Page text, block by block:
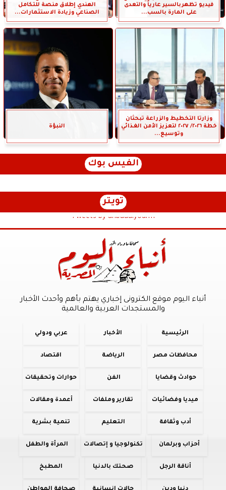
فيديو تظهربالسير عارياً والتعدى
على المارة بالسب...
الهندي إطلاق منصة للتكامل
الصناعي وزيادة الاستثمارات...
وزارتا التخطيط والزراعة تبحثان
خطة ٢٠٢٦/ ٢٠٢٧ لتعزيز الأمن الغذائي
وتوسيع...
النبؤة
الفيس بوك
تويتر
Tweets by anbaaalyoum1
أنباء اليوم موقع الكترونى إخباري يهتم بأهم وأحدث الأخبار
والمستجدات العربية والعالمية
الرئيسية الأخبار عربي ودولي
محافظات مصر الرياضة اقتصاد
حوادث وقضايا الفن حوارات وتحقيقات
ميديا وفضائيات تقارير وملفات أعمدة ومقالات
أدب وثقافة التعليم تنمية بشرية
أحزاب وبرلمان تكنولوجيا و إتصالات المرأة والطفل
أناقة الرجل صحتك بالدنيا المطبخ